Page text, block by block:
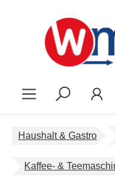
Haushalt & Gastro
Kaffee- &